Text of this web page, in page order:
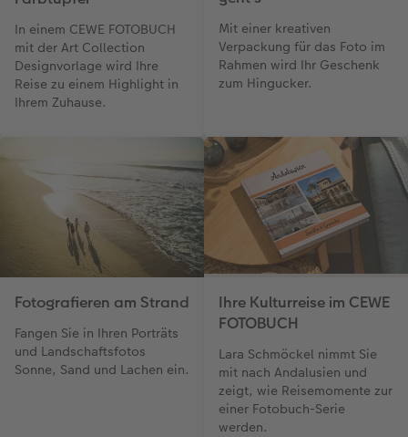
In einem CEWE FOTOBUCH
mit der Art Collection
Designvorlage wird Ihre
Reise zu einem Highlight in
Ihrem Zuhause.
Mit einer kreativen
Verpackung für das Foto im
Rahmen wird Ihr Geschenk
zum Hingucker.
Fotografieren am Strand
Fangen Sie in Ihren Porträts
und Landschaftsfotos
Sonne, Sand und Lachen ein.
Ihre Kulturreise im CEWE
FOTOBUCH
Lara Schmöckel nimmt Sie
mit nach Andalusien und
zeigt, wie Reisemomente zur
einer Fotobuch-Serie
werden.